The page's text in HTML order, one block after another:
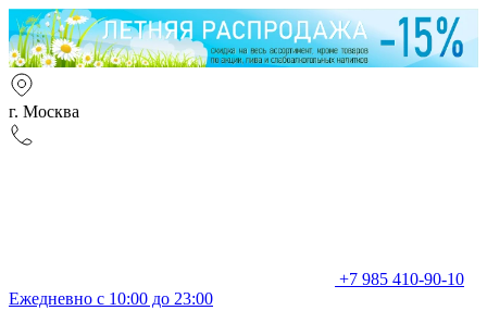
г. Москва
+7 985 410-90-10
Ежедневно с 10:00 до 23:00